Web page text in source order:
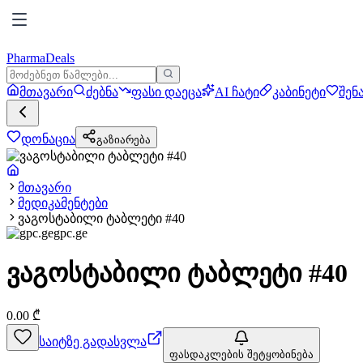
PharmaDeals
მთავარი ძებნა ფასი დაეცა AI ჩატი კაბინეტი
დონაცია გაზიარება
მთავარი
მედიკამენტები
ვაგოსტაბილი ტაბლეტი #40
gpc.ge
ვაგოსტაბილი ტაბლეტი #40
0.00 ₾
საიტზე გადასვლა
ფასდაკლების შეტყობინება